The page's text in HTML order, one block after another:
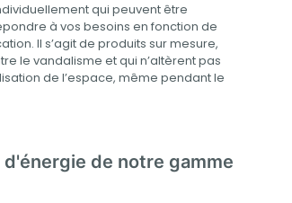
qui peuvent être
à vos besoins en fonction de
Il s’agit de produits sur mesure,
le vandalisme et qui n’altèrent pas
de l’espace, même pendant le
de notre gamme